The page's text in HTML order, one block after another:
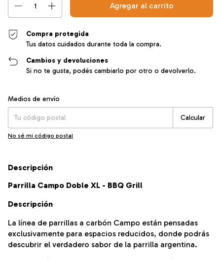
Compra protegida
Tus datos cuidados durante toda la compra.
Cambios y devoluciones
Si no te gusta, podés cambiarlo por otro o devolverlo.
Entregas para el CP:
Medios de envío
Calcular
No sé mi código postal
Descripción
Parrilla Campo Doble XL - BBQ Grill
Descripción
La línea de parrillas a carbón Campo están pensadas
exclusivamente para espacios reducidos, donde podrás
descubrir el verdadero sabor de la parrilla argentina.